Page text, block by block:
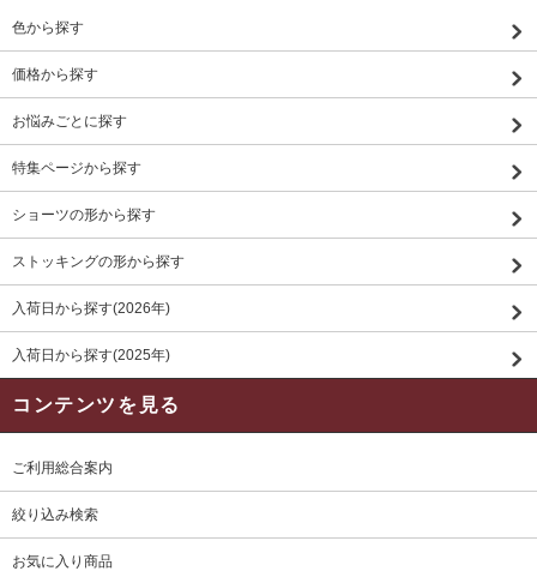
色から探す
価格から探す
お悩みごとに探す
特集ページから探す
ショーツの形から探す
ストッキングの形から探す
入荷日から探す(2026年)
入荷日から探す(2025年)
コンテンツを見る
ご利用総合案内
絞り込み検索
お気に入り商品